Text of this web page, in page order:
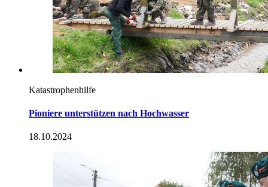
Katastrophenhilfe
Pioniere unterstützen nach Hochwasser
18.10.2024